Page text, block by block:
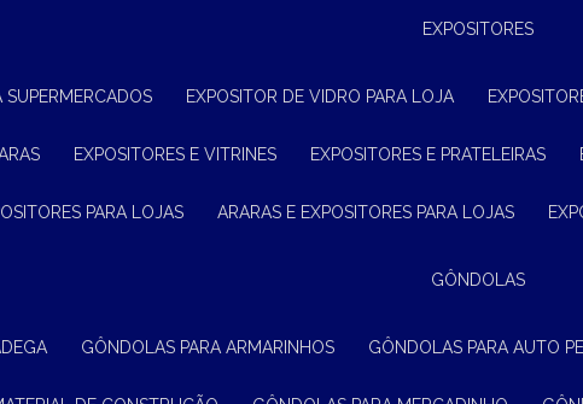
EXPOSITORES
SUPERMERCADOS EXPOSITOR DE VIDRO PARA LOJA
EXPOSITORES E VITRINES EXPOSITORES E PRATELEIRAS
PARA LOJAS ARARAS E EXPOSITORES PARA LOJAS
GÔNDOLAS
GÔNDOLAS PARA ARMARINHOS GÔNDOLAS PARA AUTO